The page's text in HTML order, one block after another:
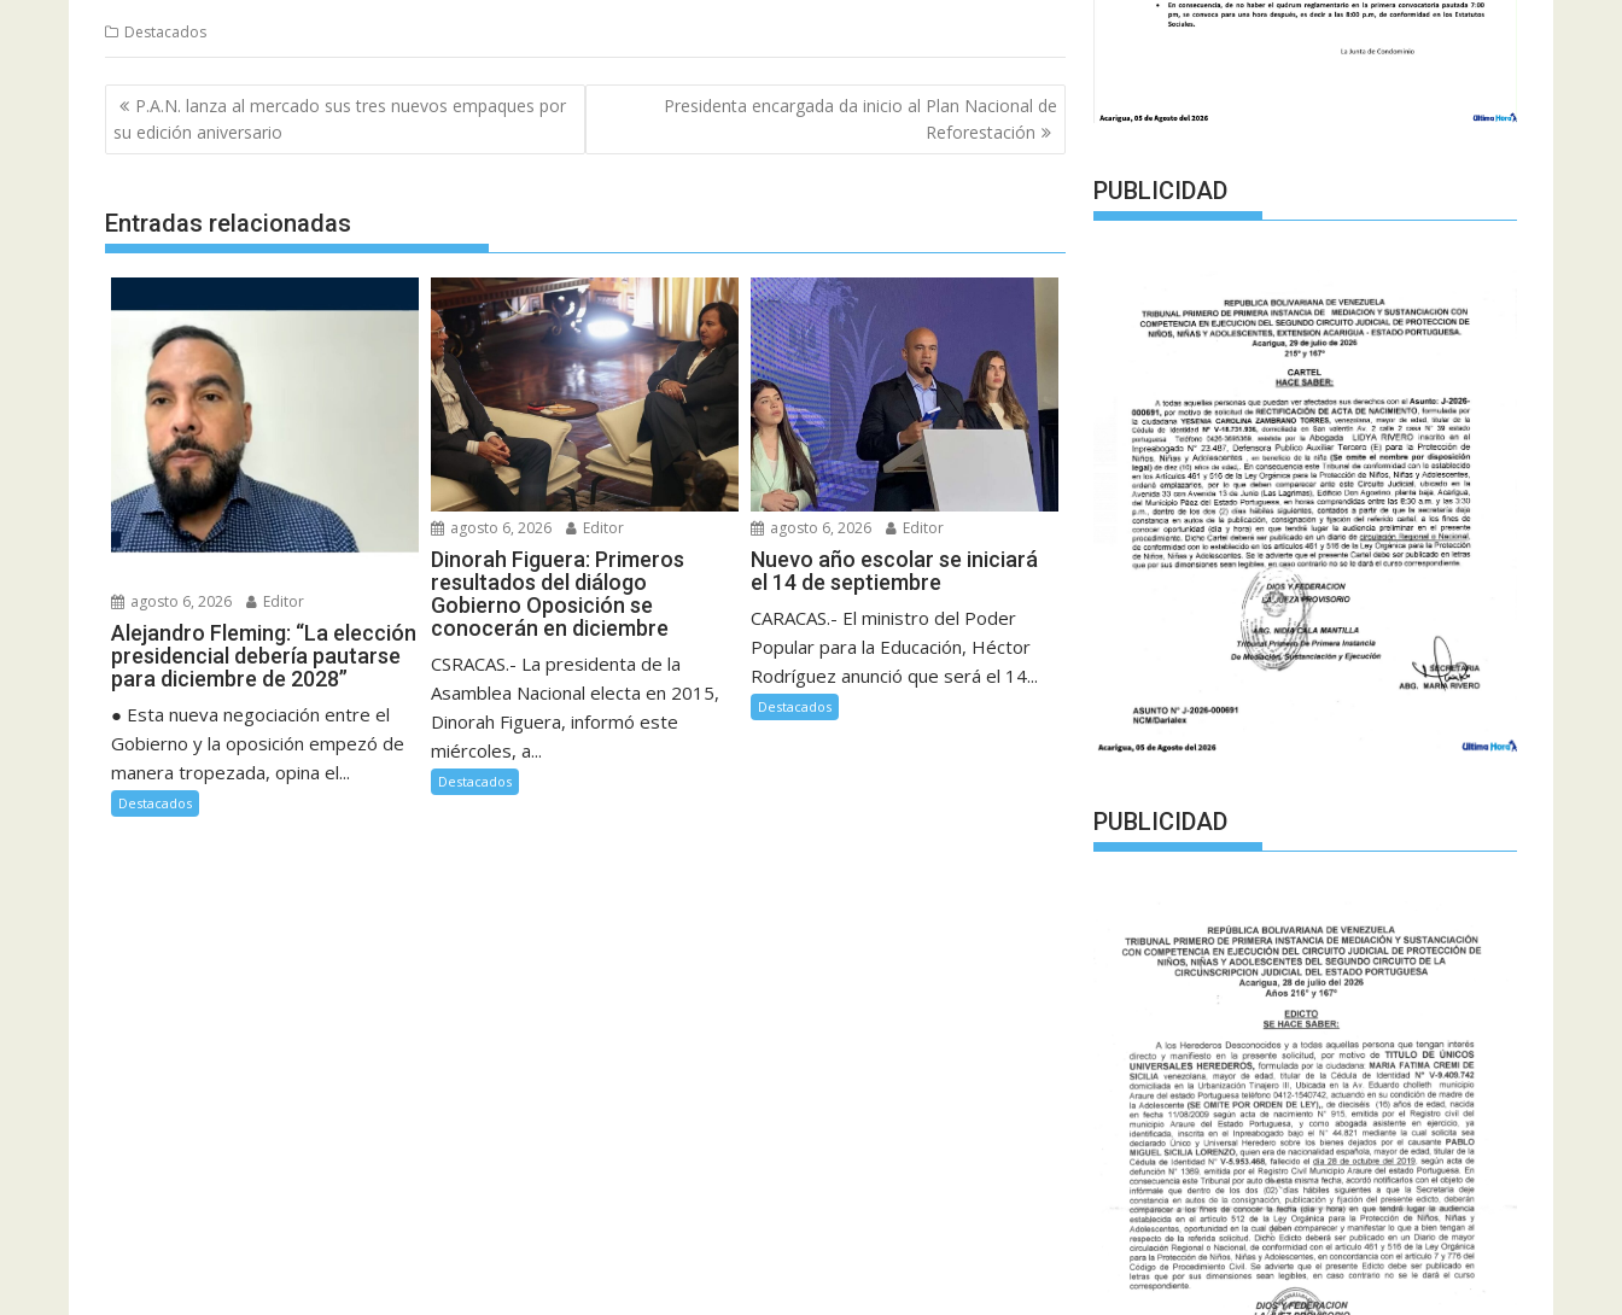
Destacados
Navegación
de
entradas
P.A.N. lanza al mercado sus tres nuevos empaques por
su edición aniversario
Presidenta encargada da inicio al Plan Nacional de
Reforestación
Entradas relacionadas
agosto 6, 2026 Editor
Alejandro Fleming: “La elección
presidencial debería pautarse
para diciembre de 2028”
● Esta nueva negociación entre el
Gobierno y la oposición empezó de
manera tropezada, opina el...
Destacados
agosto 6, 2026 Editor
Dinorah Figuera: Primeros
resultados del diálogo
Gobierno Oposición se
conocerán en diciembre
CSRACAS.- La presidenta de la
Asamblea Nacional electa en 2015,
Dinorah Figuera, informó este
miércoles, a...
Destacados
agosto 6, 2026 Editor
Nuevo año escolar se iniciará
el 14 de septiembre
CARACAS.- El ministro del Poder
Popular para la Educación, Héctor
Rodríguez anunció que será el 14...
Destacados
PUBLICIDAD
PUBLICIDAD